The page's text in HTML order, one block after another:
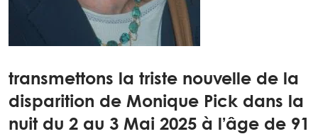
transmettons la triste nouvelle de la
disparition de Monique Pick dans la
nuit du 2 au 3 Mai 2025 à l’âge de 91